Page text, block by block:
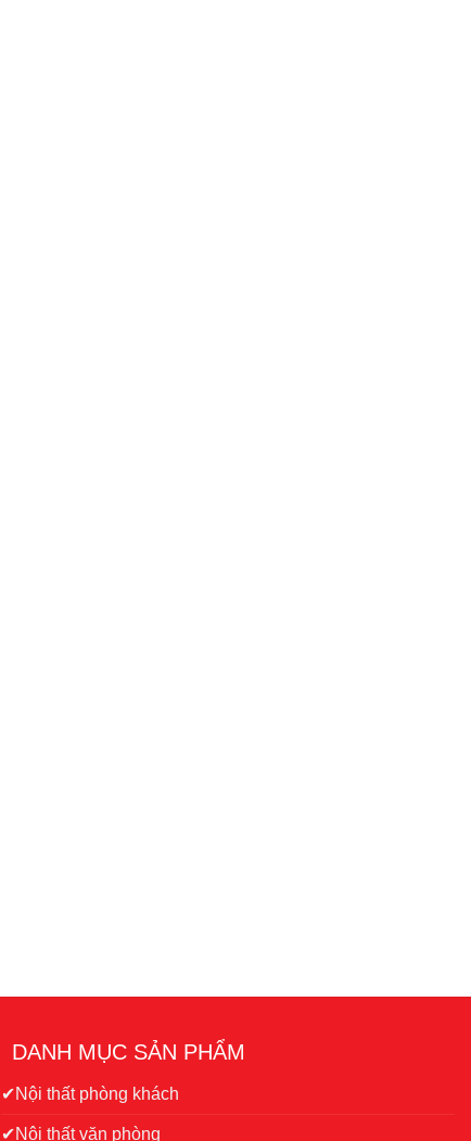
DANH MỤC SẢN PHẨM
✔Nội thất phòng khách
✔Nội thất văn phòng